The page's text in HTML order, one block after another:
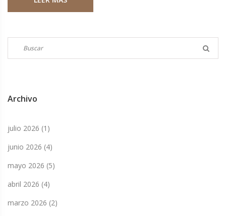
Archivo
julio 2026 (1)
junio 2026 (4)
mayo 2026 (5)
abril 2026 (4)
marzo 2026 (2)